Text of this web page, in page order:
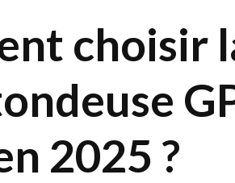
choisir
2025 ?